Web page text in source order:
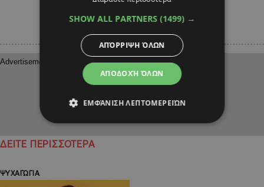
ΔΕΙΤΕ ΠΕΡΙΣΣΟΤΕΡΑ
ΨΥΧΑΓΩΓΙΑ
SHOW ALL PARTNERS (1499) →
ΑΠΟΔΟΧΉ ΌΛΩΝ
ΑΠΌΡΡΙΨΗ ΌΛΩΝ
ΕΜΦΆΝΙΣΗ ΛΕΠΤΟΜΕΡΕΙΏΝ